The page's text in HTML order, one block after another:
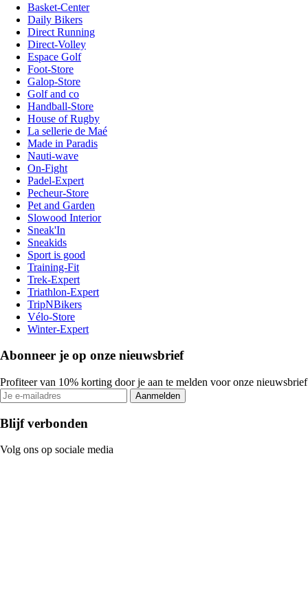
Basket-Center
Daily Bikers
Direct Running
Direct-Volley
Espace Golf
Foot-Store
Galop-Store
Golf and co
Handball-Store
House of Rugby
La sellerie de Maé
Made in Paradis
Nauti-wave
On-Fight
Padel-Expert
Pecheur-Store
Pet and Garden
Slowood Interior
Sneak'In
Sneakids
Sport is good
Training-Fit
Trek-Expert
Triathlon-Expert
TripNBikers
Vélo-Store
Winter-Expert
Abonneer je op onze nieuwsbrief
Profiteer van 10% korting door je aan te melden voor onze nieuwsbrief
Aanmelden
Blijf verbonden
Volg ons op sociale media